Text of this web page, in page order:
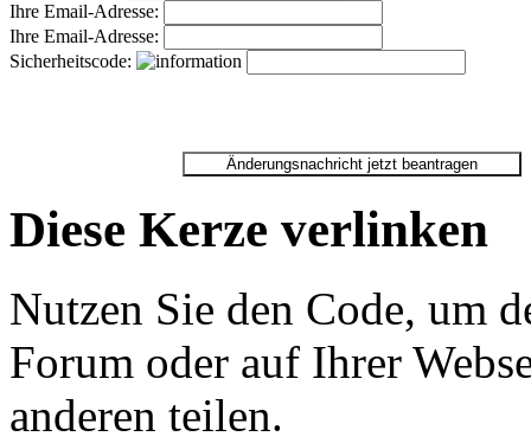
Ihre Email-Adresse:
Ihre Email-Adresse:
Sicherheitscode:
Diese Kerze verlinken
Nutzen Sie den Code, um
Forum oder auf Ihrer
anderen teilen.